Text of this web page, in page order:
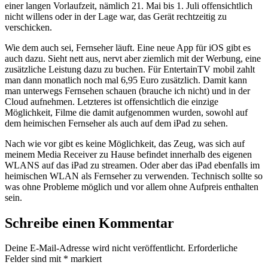
einer langen Vorlaufzeit, nämlich 21. Mai bis 1. Juli offensichtlich
nicht willens oder in der Lage war, das Gerät rechtzeitig zu
verschicken.
Wie dem auch sei, Fernseher läuft. Eine neue App für iOS gibt es
auch dazu. Sieht nett aus, nervt aber ziemlich mit der Werbung, eine
zusätzliche Leistung dazu zu buchen. Für EntertainTV mobil zahlt
man dann monatlich noch mal 6,95 Euro zusätzlich. Damit kann
man unterwegs Fernsehen schauen (brauche ich nicht) und in der
Cloud aufnehmen. Letzteres ist offensichtlich die einzige
Möglichkeit, Filme die damit aufgenommen wurden, sowohl auf
dem heimischen Fernseher als auch auf dem iPad zu sehen.
Nach wie vor gibt es keine Möglichkeit, das Zeug, was sich auf
meinem Media Receiver zu Hause befindet innerhalb des eigenen
WLANS auf das iPad zu streamen. Oder aber das iPad ebenfalls im
heimischen WLAN als Fernseher zu verwenden. Technisch sollte so
was ohne Probleme möglich und vor allem ohne Aufpreis enthalten
sein.
Schreibe einen Kommentar
Deine E-Mail-Adresse wird nicht veröffentlicht. Erforderliche
Felder sind mit * markiert